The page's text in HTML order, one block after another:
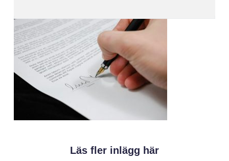
Läs fler inlägg här